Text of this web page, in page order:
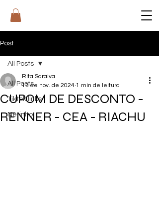
RIT
Post
All Posts
Tiktok links
Netinho
All Posts
CUPOM DE DESCONTO -
RENNER - CEA - RIACHU
Rita Saraiva
13 de nov. de 2024 1 min de leitura